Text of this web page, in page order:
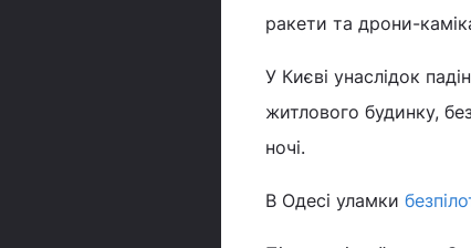
ракети та дрони-
У Києві унаслідок
житлового будинку,
ночі.
В Одесі уламки